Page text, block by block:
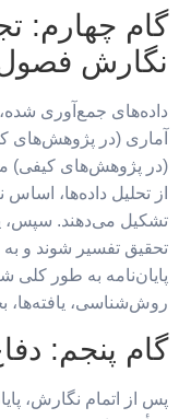
گام چهارم:
نگارش
داده‌های جمع‌آوری
آماری (در پژوهش‌های
(در پژوهش‌های کیفی)
از تحلیل داده‌ها،
تشکیل می‌دهند. سپس،
تحقیق تفسیر شوند و
پایان‌نامه به طور کلی
روش‌شناسی، یافته‌ها،
گام پنجم:
پس از اتمام نگارش،